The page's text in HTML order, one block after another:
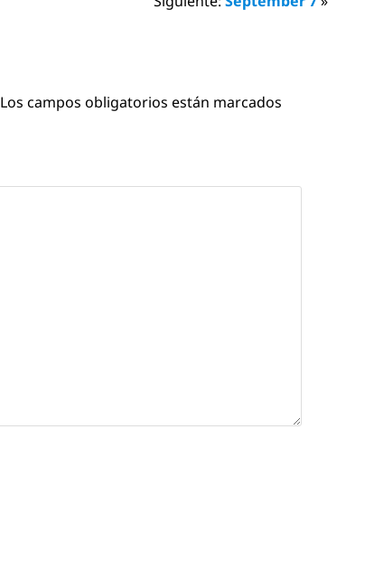
Los campos obligatorios están marcados